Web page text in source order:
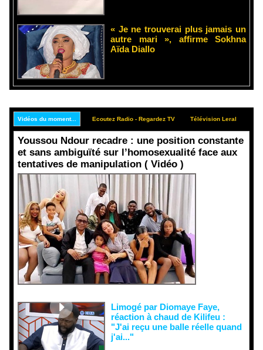
« Je ne trouverai plus jamais un
autre mari », affirme Sokhna
Aïda Diallo
Vidéos du moment... Ecoutez Radio - Regardez TV Télévision Leral
Youssou Ndour recadre : une position constante
et sans ambiguïté sur l’homosexualité face aux
tentatives de manipulation ( Vidéo )
Limogé par Diomaye Faye,
réaction à chaud de Kilifeu :
"J'ai reçu une balle réelle quand
j'ai..."